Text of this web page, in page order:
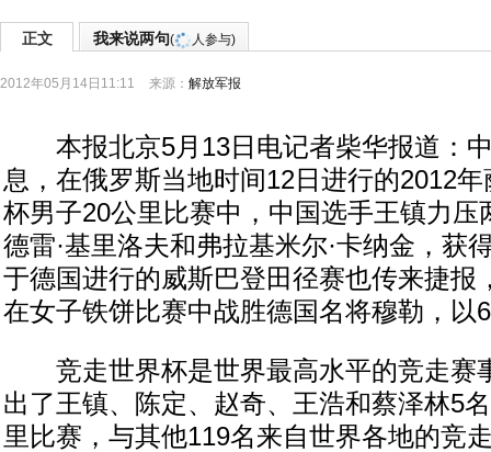
正文 我来说两句( 人参与)
2012年05月14日11:11 来源： 解放军报
本报北京5月13日电记者柴华报道：
息，在俄罗斯当地时间12日进行的2012
杯男子20公里比赛中，中国选手王镇力压
德雷·基里洛夫和弗拉基米尔·卡纳金，获
于德国进行的威斯巴登田径赛也传来捷报
在女子铁饼比赛中战胜德国名将穆勒，以
竞走世界杯是世界最高水平的竞走赛
出了王镇、陈定、赵奇、王浩和蔡泽林5
里比赛，与其他119名来自世界各地的竞